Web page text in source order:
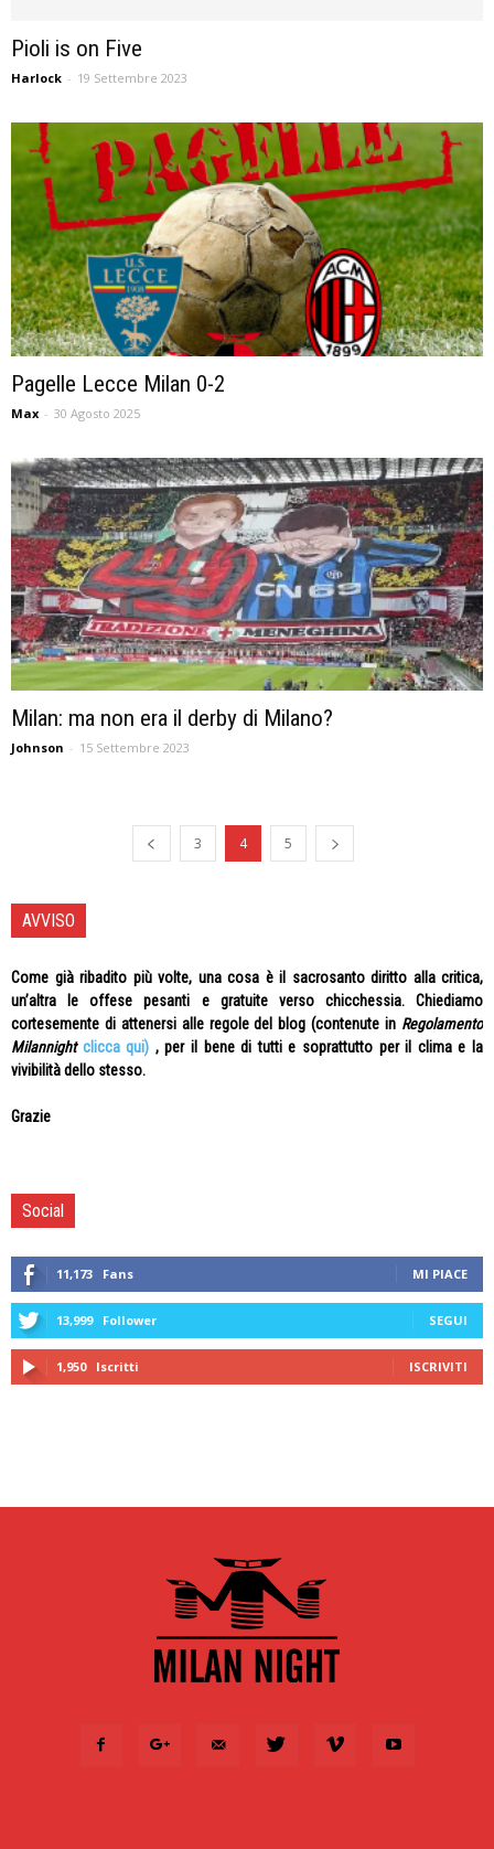
Pioli is on Five
Harlock - 19 Settembre 2023
Pagelle Lecce Milan 0-2
Max - 30 Agosto 2025
Milan: ma non era il derby di Milano?
Johnson - 15 Settembre 2023
3 4 5
AVVISO
Come già ribadito più volte, una cosa è il sacrosanto diritto alla critica,
un’altra le offese pesanti e gratuite verso chicchessia. Chiediamo
cortesemente di attenersi alle regole del blog (contenute in Regolamento
Milannight clicca qui) , per il bene di tutti e soprattutto per il clima e la
vivibilità dello stesso.
Grazie
Social
11,173 Fans MI PIACE
13,999 Follower SEGUI
1,950 Iscritti ISCRIVITI